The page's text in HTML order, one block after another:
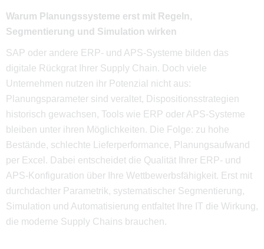
Warum Planungssysteme erst mit Regeln,
Segmentierung und Simulation wirken
SAP oder andere ERP- und APS-Systeme bilden das
digitale Rückgrat Ihrer Supply Chain. Doch viele
Unternehmen nutzen ihr Potenzial nicht aus:
Planungsparameter sind veraltet, Dispositionsstrategien
historisch gewachsen, Tools wie ERP oder APS-Systeme
bleiben unter ihren Möglichkeiten. Die Folge: zu hohe
Bestände, schlechte Lieferperformance, Planungsaufwand
per Excel. Dabei entscheidet die Qualität Ihrer ERP- und
APS-Konfiguration über Ihre Wettbewerbsfähigkeit. Erst mit
durchdachter Parametrik, systematischer Segmentierung,
Simulation und Automatisierung entfaltet Ihre IT die Wirkung,
die moderne Supply Chains brauchen.